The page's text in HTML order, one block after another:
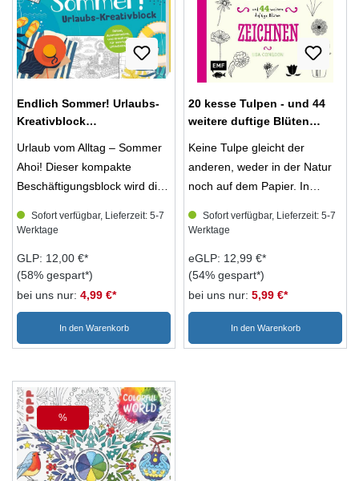
thematischer Gestaltung
umsetzen Beliebte Medien:
mit Bleistift, Marker,
Watercolor und Co. Schritt für
vom Profi: TikTokerin
e.l.u.c.e.y erklärt alle
Grundlagen und persönliche
Kniffe
jedoch auch sehr gut als
Geschenke für deine
Liebsten. Unterstützung bietet
der umfangreiche
hilfreiche Tipps & Tricks zur
Farbenlehre, Farbwirkung
und zum Gebrauch von
unterschiedlichen
Materialien.
& Tricks zur Farbenlehre,
Farbwirkung und zum
Gebrauch von
unterschiedlichen Materialien.
Endlich Sommer! Urlaubs-
Kreativblock
Urlaub vom Alltag – Sommer
Ahoi! Dieser kompakte
Beschäftigungsblock wird dir
versüßen – egal ob auf dem
Strand oder während einer
einfachen Kaffeepause. Für
jedes Zeitfenster findest du
erfrischende Ausmalmotive für
Sudokus für ein bisschen
Brainfitness im Urlaub oder
kniffelige Rätsel für
überraschende "Aha!"-
Momente. Die zauberhaften
frisch-fröhlichen Illustrationen
Sofort verfügbar, Lieferzeit: 5-7
Werktage
GLP: 12,00 €*
(58% gespart*)
bei uns nur: 4,99 €*
In den Warenkorb
20 kesse Tulpen - und 44
weitere duftige Blüten
Keine Tulpe gleicht der
anderen, weder in der Natur
noch auf dem Papier. In
sich gleich 20 davon
44 anderen wunderschönen
Blüten, die sich in
verschiedenen Formen,
präsentieren. Sie zeigen, dass
Sofort verfügbar, Lieferzeit: 5-7
Werktage
eGLP: 12,99 €*
(54% gespart*)
bei uns nur: 5,99 €*
In den Warenkorb
Rabatt
%